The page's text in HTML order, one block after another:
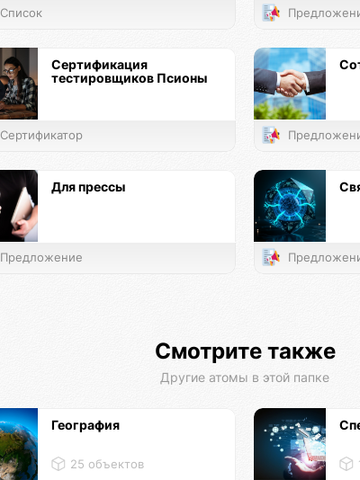
Список
Сертификация
тестировщиков Псионы
Сертификатор
Для прессы
Предложение
Смотрите также
Другие атомы в этой папке
География
25 объектов